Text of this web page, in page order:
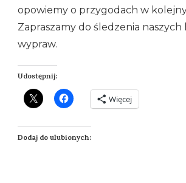
opowiemy o przygodach w
Zapraszamy do śledzenia
wypraw.
Udostępnij:
Więcej
Dodaj do ulubionych: